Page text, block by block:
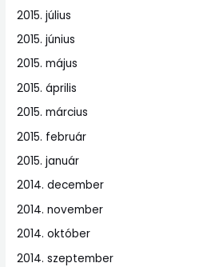
2015. július
2015. június
2015. május
2015. április
2015. március
2015. február
2015. január
2014. december
2014. november
2014. október
2014. szeptember